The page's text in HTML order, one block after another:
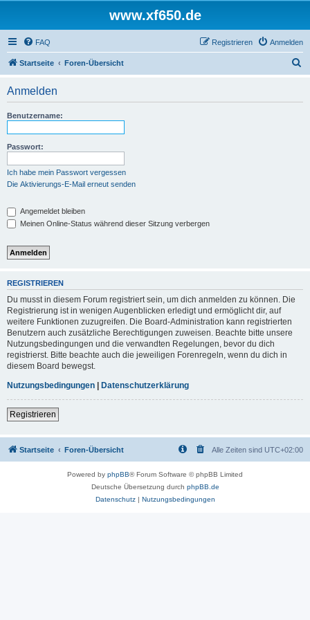
www.xf650.de
FAQ Anmelden
Registrieren
Startseite Foren-Übersicht
Anmelden
Benutzername:
Passwort:
Ich habe mein Passwort vergessen
Die Aktivierungs-E-Mail erneut senden
Angemeldet bleiben
Meinen Online-Status während dieser Sitzung verbergen
REGISTRIEREN
Du musst in diesem Forum registriert sein, um dich anmelden zu können. Die
Registrierung ist in wenigen Augenblicken erledigt und ermöglicht dir, auf
weitere Funktionen zuzugreifen. Die Board-Administration kann registrierten
Benutzern auch zusätzliche Berechtigungen zuweisen. Beachte bitte unsere
Nutzungsbedingungen und die verwandten Regelungen, bevor du dich
registrierst. Bitte beachte auch die jeweiligen Forenregeln, wenn du dich in
diesem Board bewegst.
Nutzungsbedingungen | Datenschutzerklärung
Registrieren
Startseite Foren-Übersicht Alle Zeiten sind UTC+02:00
Powered by phpBB® Forum Software © phpBB Limited
Deutsche Übersetzung durch phpBB.de
Datenschutz| Nutzungsbedingungen